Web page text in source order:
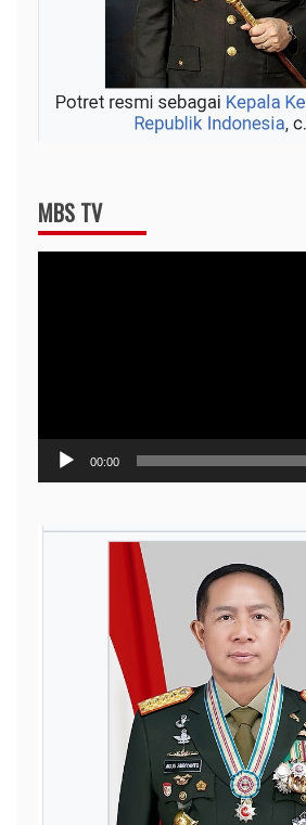
MBS TV
00:00